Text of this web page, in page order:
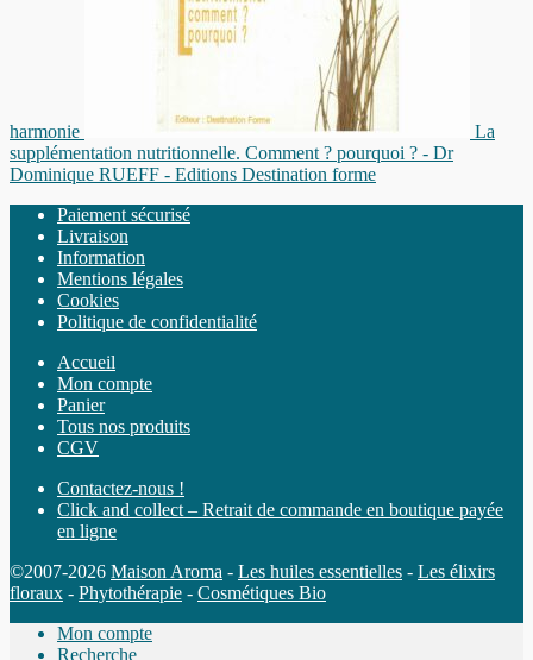
harmonie
La
supplémentation nutritionnelle. Comment ? pourquoi ? - Dr
Dominique RUEFF - Editions Destination forme
Paiement sécurisé
Livraison
Information
Mentions légales
Cookies
Politique de confidentialité
Accueil
Mon compte
Panier
Tous nos produits
CGV
Contactez-nous !
Click and collect – Retrait de commande en boutique payée
en ligne
©2007-2026 Maison Aroma - Les huiles essentielles - Les élixirs
floraux - Phytothérapie - Cosmétiques Bio
Mon compte
Recherche